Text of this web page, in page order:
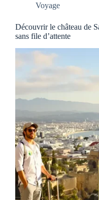
Voyage
Découvrir le château de
sans file d’attente